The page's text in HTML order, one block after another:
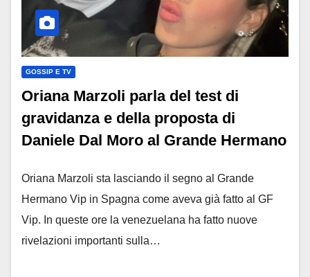
GOSSIP E TV
Oriana Marzoli parla del test di
gravidanza e della proposta di
Daniele Dal Moro al Grande Hermano
Oriana Marzoli sta lasciando il segno al Grande
Hermano Vip in Spagna come aveva già fatto al GF
Vip. In queste ore la venezuelana ha fatto nuove
rivelazioni importanti sulla…